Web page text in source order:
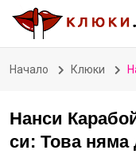
Начало Клюки
Нанси
си: Това няма